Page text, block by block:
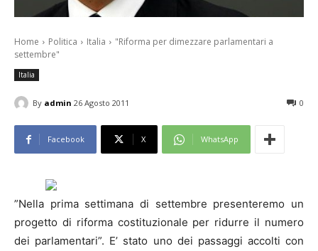
Home Politica Italia
"Riforma per dimezzare parlamentari a
settembre"
Italia
By admin 26 Agosto 2011 0
Facebook X WhatsApp
”Nella prima settimana di settembre presenteremo un
progetto di riforma costituzionale per ridurre il numero
dei parlamentari”. E’ stato uno dei passaggi accolti con